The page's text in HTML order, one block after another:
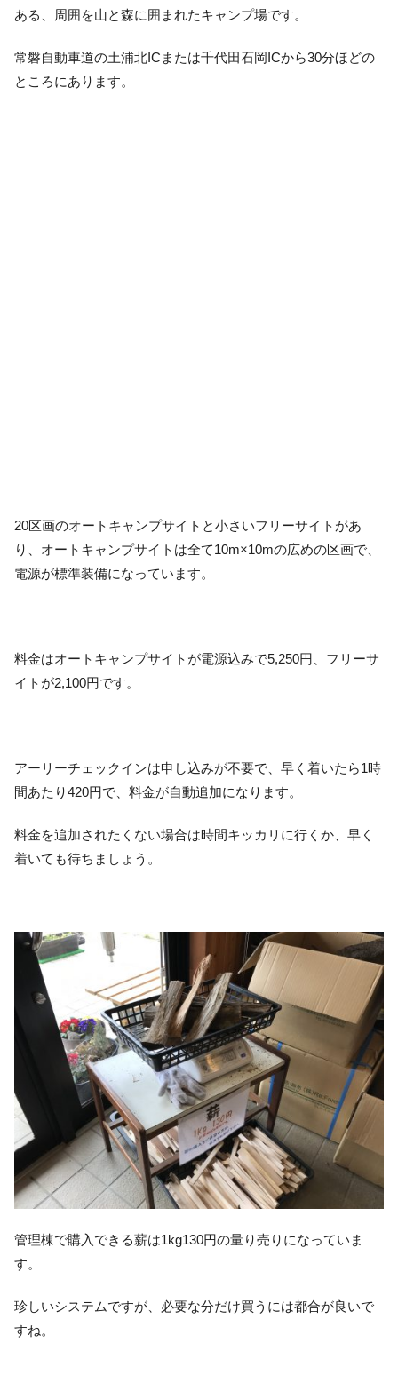
ある、周囲を山と森に囲まれたキャンプ場です。
常磐自動車道の土浦北ICまたは千代田石岡ICから30分ほどの
ところにあります。
20区画のオートキャンプサイトと小さいフリーサイトがあ
り、オートキャンプサイトは全て10m×10mの広めの区画で、
電源が標準装備になっています。
料金はオートキャンプサイトが電源込みで5,250円、フリーサ
イトが2,100円です。
アーリーチェックインは申し込みが不要で、早く着いたら1時
間あたり420円で、料金が自動追加になります。
料金を追加されたくない場合は時間キッカリに行くか、早く
着いても待ちましょう。
管理棟で購入できる薪は1kg130円の量り売りになっていま
す。
珍しいシステムですが、必要な分だけ買うには都合が良いで
すね。